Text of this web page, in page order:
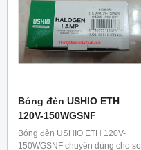
Bóng đèn USHIO ETH
120V-150WGSNF
Bóng đèn USHIO ETH 120V-
150WGSNF chuyên dùng cho so